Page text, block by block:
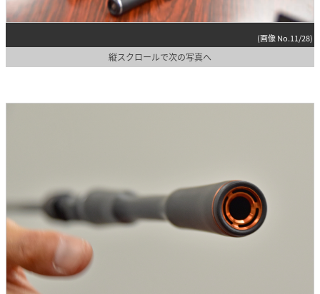
(画像 No.11/28)
縦スクロールで次の写真へ